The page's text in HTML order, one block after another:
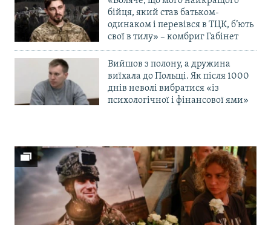
бійця, який став батьком-
одинаком і перевівся в ТЦК, б’ють
свої в тилу» – комбриг Габінет
Вийшов з полону, а дружина
виїхала до Польщі. Як після 1000
днів неволі вибратися «із
психологічної і фінансової ями»